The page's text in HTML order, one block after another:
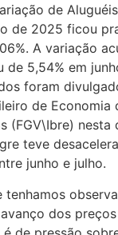
de
de 2025 ficou
A variação
de 5,54% em
foram
de Economia
(FGV\Ibre) nesta
teve
junho e julho.
tenhamos
dos